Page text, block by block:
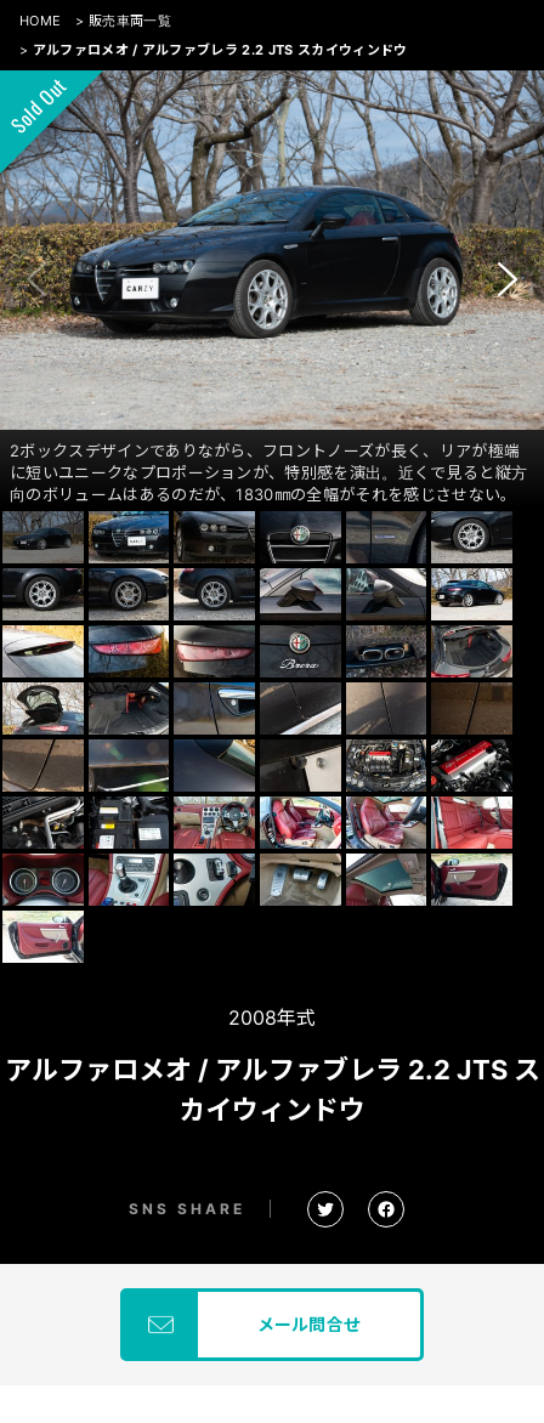
HOME > 販売車両一覧
> アルファロメオ / アルファブレラ 2.2 JTS スカイウィンドウ
2ボックスデザインでありながら、フロントノーズが長く、リアが極端
に短いユニークなプロポーションが、特別感を演出。近くで見ると縦方
向のボリュームはあるのだが、1830㎜の全幅がそれを感じさせない。
2008年式
アルファロメオ / アルファブレラ 2.2 JTS ス
カイウィンドウ
SNS SHARE
メール問合せ